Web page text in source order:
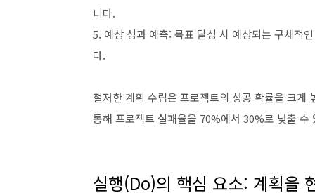
니다.
5. 예상 성과 예측: 목표 달성 시 예상되는 구체적
다.
철저한 계획 수립은 프로젝트의 성공 확률을 크게
통해 프로젝트 실패율을 70%에서 30%로 낮출 수
실행(Do)의 핵심 요소: 계획을